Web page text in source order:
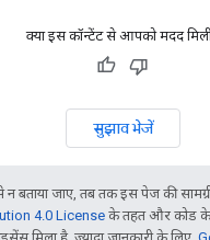
क्या इस कॉन्टेंट से आपको मदद
सुझाव भेजें
जाए, तब तक इस पेज की
4.0 License के तहत और कोड के